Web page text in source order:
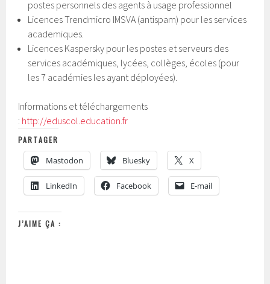
postes personnels des agents à usage professionnel
Licences Trendmicro IMSVA (antispam) pour les services
academiques.
Licences Kaspersky pour les postes et serveurs des
services académiques, lycées, collèges, écoles (pour
les 7 académies les ayant déployées).
Informations et téléchargements
: http://eduscol.education.fr
PARTAGER
Mastodon Bluesky X
LinkedIn Facebook E-mail
J’AIME ÇA :